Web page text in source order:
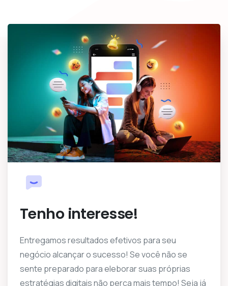
Tenho interesse!
Entregamos resultados efetivos para seu
negócio alcançar o sucesso! Se você não se
sente preparado para eleborar suas próprias
estratégias digitais não perca mais tempo! Seja já